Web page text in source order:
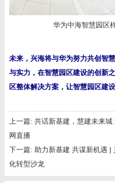
华为中海智慧园
未来，兴海将与华为努力共创智
与实力，在智慧园区建设的创新
区整体解决方案，让智慧园区建
上一篇: 共话新基建，慧建未来
网直播
下一篇: 助力新基建 共谋新机遇 |
化转型沙龙